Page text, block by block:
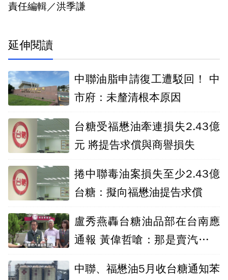
責任編輯／洪季謙
延伸閱讀
中聯油脂申請復工遭駁回！ 中
市府：未釐清根本原因
台糖受福懋油牽連損失2.43億
元 將提告求償與商譽損失
捲中聯毒油案損失至少2.43億
台糖：擬向福懋油提告求償
盧秀燕轟台糖油品部在台南應
通報 黃偉哲嗆：那是賣汽油而
中聯、福懋油5月收台糖通知苯